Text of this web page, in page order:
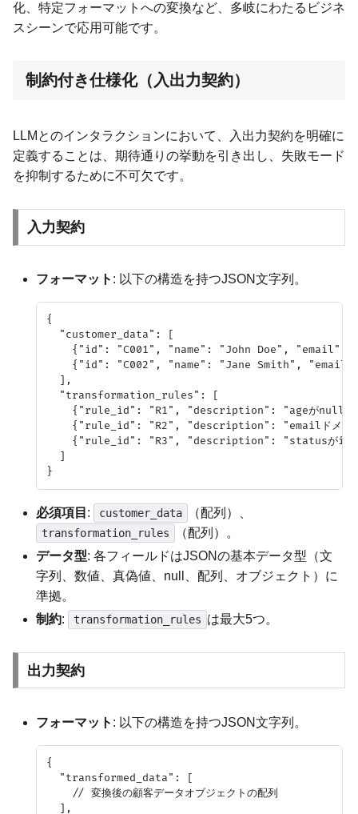
化、特定フォーマットへの変換など、多岐にわたるビジネ
スシーンで応用可能です。
制約付き仕様化（入出力契約）
LLMとのインタラクションにおいて、入出力契約を明確に
定義することは、期待通りの挙動を引き出し、失敗モード
を抑制するために不可欠です。
入力契約
フォーマット : 以下の構造を持つJSON文字列。
{
  "customer_data": [
{"id": "C001", "name": "John Doe", "email":
{"id": "C002", "name": "Jane Smith",
  ],
  "transformation_rules": [
{"rule_id": "R1", "description": "ageがnull
{"rule_id": "R2", "description": "emailドメ
{"rule_id": "R3", "description": "statusが
  ]
必須項目 : customer_data （配列）、
transformation_rules
（配列）。
データ型: 各フィールドはJSONの基本データ型（文
字列、数値、真偽値、null、配列、オブジェクト）に
準拠。
制約: transformation_rules は最大5つ。
出力契約
フォーマット : 以下の構造を持つJSON文字列。
{
  "transformed_data": [
    // 変換後の顧客データオブジェクトの配列
  ],